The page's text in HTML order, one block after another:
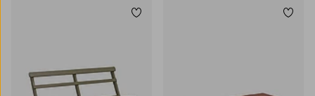
Tilføj til favoritter